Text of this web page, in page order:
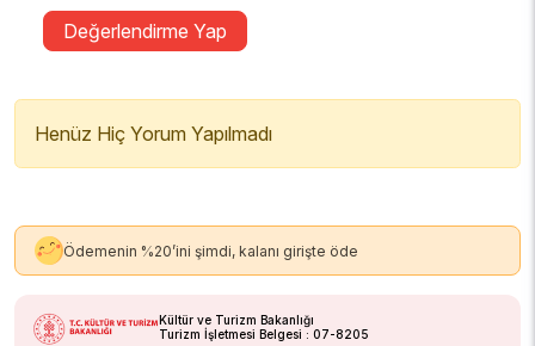
Değerlendirme Yap
Henüz Hiç Yorum Yapılmadı
Ödemenin %20’ini şimdi, kalanı girişte öde
Kültür ve Turizm Bakanlığı
Turizm İşletmesi Belgesi : 07-8205